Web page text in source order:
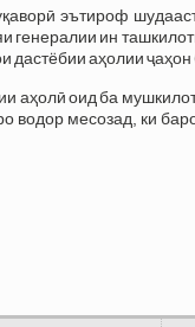
эътироф
генералии ин
аҳолии ҷаҳон
аҳолӣ оид ба
месозад, ки